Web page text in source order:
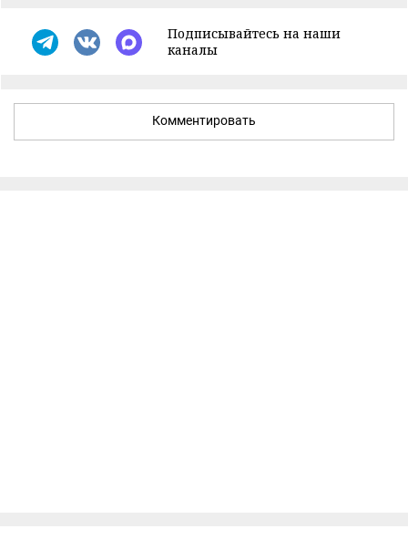
Подписывайтесь на наши
каналы
Комментировать